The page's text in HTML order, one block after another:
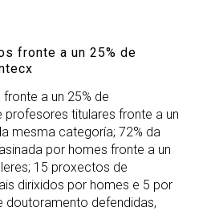
fronte a un 25% de
a un 25% de
profesores titulares fronte a un
mesma categoría; 72% da
por homes fronte a un
15 proxectos de
dirixidos por homes e 5 por
doutoramento defendidas,